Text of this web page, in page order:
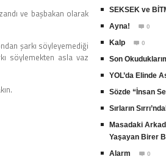
ve başbakan olarak
şarkı söyleyemediği
söylemekten asla vaz
SEKSEK ve
Ayna!  0
Kalp  0
Son
YOL’da Elinde
Sözde “İnsan
Sırların
Masadaki
Yaşayan Birer
Alarm  0